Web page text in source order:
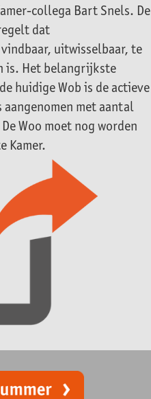
collega Bart Snels. De
dat
uitwisselbaar, te
is. Het belangrijkste
huidige Wob is de actieve
aangenomen met aantal
Woo moet nog worden
Kamer.